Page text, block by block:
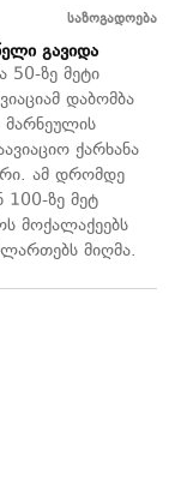
საზოგადოება
გავიდა
50-ზე მეტი
დაბომბა
ქარხანა
ამ დრომდე
100-ზე მეტ
მოქალაქეებს
მიღმა.